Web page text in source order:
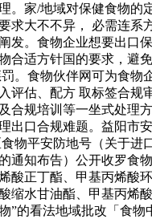
。家/地域对保健食物的
求大不不异， 必需连系
发。食物企业想要出口
合适方针国的要求，避
。食物伙伴网可为食物
评估、配方 取标签合规
合规培训等一坐式处理
出口合规难题。益阳市
物平安防地号（关于进
通知布告）公开收罗食
酸正丁酯、甲基丙烯酸
缩水甘油酯、甲基丙烯
”的看法地域批改「食物